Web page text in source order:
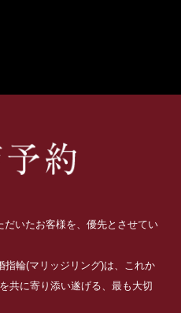
いたお客様を、優先とさせてい
指輪(マリッジリング)は、これか
共に寄り添い遂げる、最も大切